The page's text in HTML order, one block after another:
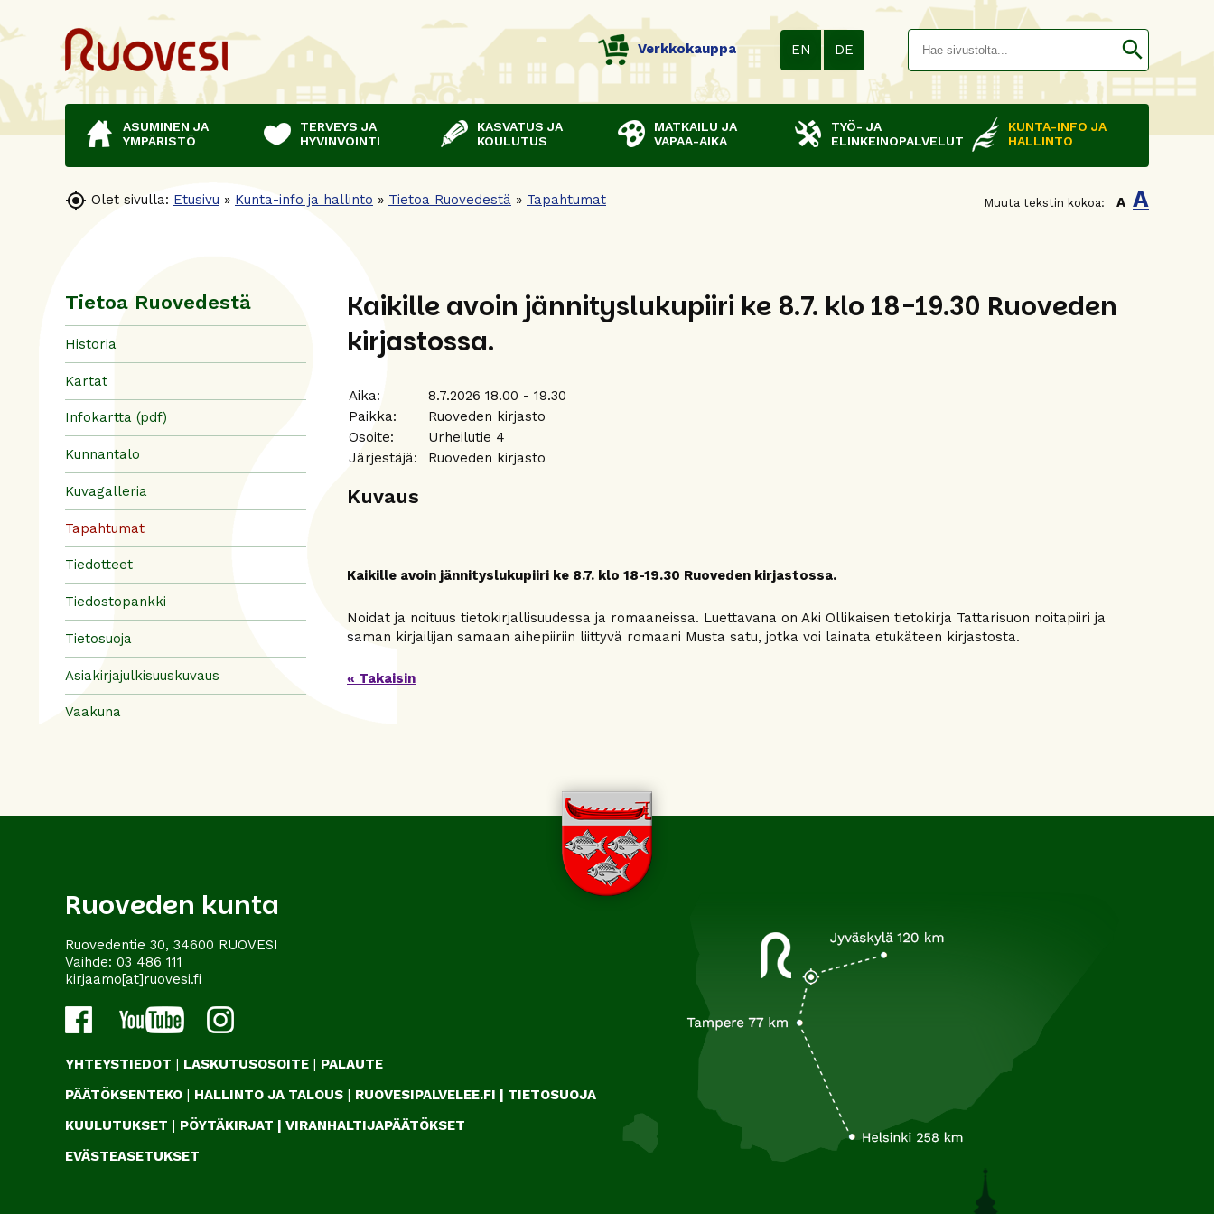
Verkkokauppa EN DE search
ASUMINEN JA
YMPÄRISTÖ
TERVEYS JA
HYVINVOINTI
KASVATUS JA
KOULUTUS
MATKAILU JA
VAPAA-AIKA
TYÖ- JA
ELINKEINOPALVELUT
KUNTA-INFO JA
HALLINTO
 Olet sivulla: Etusivu » Kunta-info ja hallinto » Tietoa Ruovedestä » Tapahtumat Muuta tekstin kokoa: A A
Tietoa Ruovedestä
Historia
Kartat
Infokartta (pdf)
Kunnantalo
Kuvagalleria
Tapahtumat
Tiedotteet
Tiedostopankki
Tietosuoja
Asiakirjajulkisuuskuvaus
Vaakuna
Kaikille avoin jännityslukupiiri ke 8.7. klo 18-19.30 Ruoveden
kirjastossa.
Aika:
8.7.2026 18.00 - 19.30
Paikka:
Ruoveden kirjasto
Osoite:
Urheilutie 4
Järjestäjä:
Ruoveden kirjasto
Kuvaus
Kaikille avoin jännityslukupiiri ke 8.7. klo 18-19.30 Ruoveden kirjastossa.
Noidat ja noituus tietokirjallisuudessa ja romaaneissa. Luettavana on Aki Ollikaisen tietokirja Tattarisuon noitapiiri ja
saman kirjailijan samaan aihepiiriin liittyvä romaani Musta satu, jotka voi lainata etukäteen kirjastosta.
« Takaisin
Ruoveden kunta
Ruovedentie 30, 34600 RUOVESI
Vaihde: 03 486 111
kirjaamo[at]ruovesi.fi
YHTEYSTIEDOT | LASKUTUSOSOITE | PALAUTE
PÄÄTÖKSENTEKO | HALLINTO JA TALOUS | RUOVESIPALVELEE.FI | TIETOSUOJA
KUULUTUKSET | PÖYTÄKIRJAT | VIRANHALTIJAPÄÄTÖKSET
EVÄSTEASETUKSET